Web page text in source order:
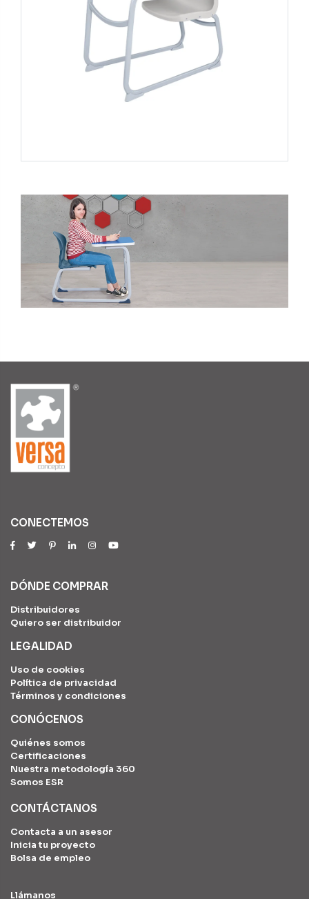
CONECTEMOS
CONTÁCTANOS
Contacta a un asesor
Inicia tu proyecto
Bolsa de empleo
Llámanos
CONÓCENOS
Quiénes somos
Certificaciones
Nuestra metodología 360
Somos ESR
LEGALIDAD
Uso de cookies
Política de privacidad
Términos y condiciones
DÓNDE COMPRAR
Distribuidores
Quiero ser distribuidor